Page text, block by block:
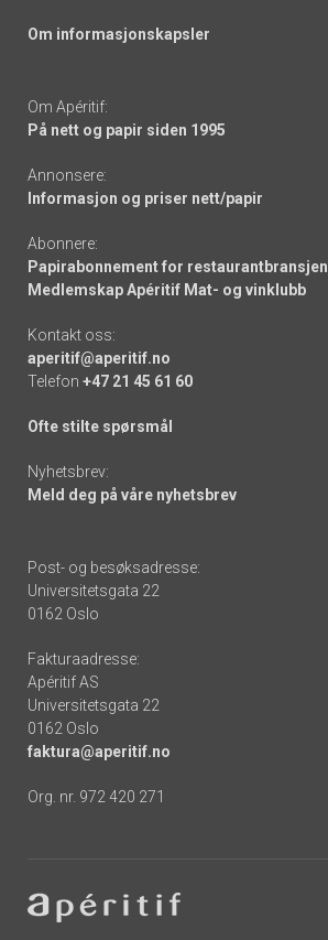
Om informasjonskapsler
Om Apéritif:
På nett og papir siden 1995
Annonsere:
Informasjon og priser nett/papir
Abonnere:
Papirabonnement for restaurantbransjen
Medlemskap Apéritif Mat- og vinklubb
Kontakt oss:
aperitif@aperitif.no
Telefon +47 21 45 61 60
Ofte stilte spørsmål
Nyhetsbrev:
Meld deg på våre nyhetsbrev
Post- og besøksadresse:
Universitetsgata 22
0162 Oslo
Fakturaadresse:
Apéritif AS
Universitetsgata 22
0162 Oslo
faktura@aperitif.no
Org. nr. 972 420 271
-